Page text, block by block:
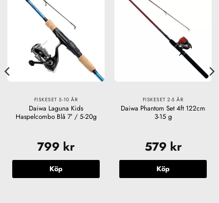
FISKESET 5-10 ÅR
Daiwa Laguna Kids
Haspelcombo Blå 7′ / 5-20g
799 kr
Köp
FISKESET 2-5 ÅR
Daiwa Phantom Set 4ft 122cm
3-15 g
579 kr
Köp